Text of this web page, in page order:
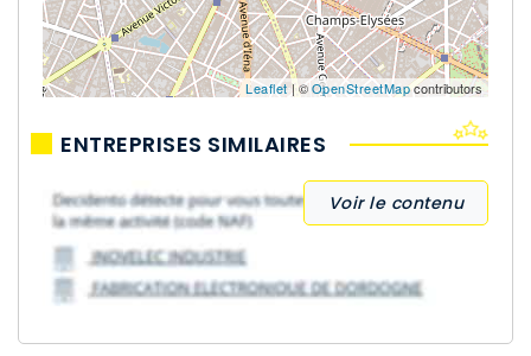
Leaflet| ©OpenStreetMapcontributors
ENTREPRISES SIMILAIRES
Voir le contenu